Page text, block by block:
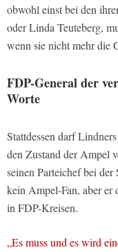
obwohl einst bei den
oder Linda Teuteberg,
wenn sie nicht mehr die
FDP-General der
Worte
Stattdessen darf
den Zustand der Ampel
seinen Parteichef bei
kein Ampel-Fan, aber er
in FDP-Kreisen.
„Es muss und es wird